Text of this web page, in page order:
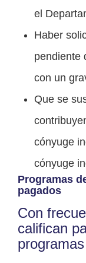
el
Haber
pendiente
con un
Que se
cónyuge
cónyuge
Programas
pagados
Con
califican